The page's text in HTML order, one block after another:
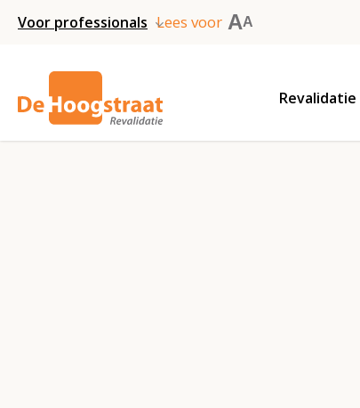
Skip
content
Voor professionals Lees voor AA
Revalidatie